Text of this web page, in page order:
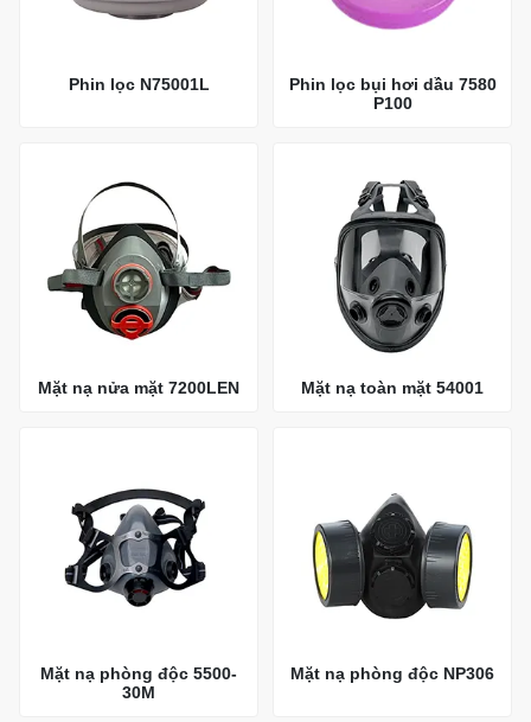
Phin lọc N75001L
Phin lọc bụi hơi dầu 7580
P100
Mặt nạ nửa mặt 7200LEN Mặt nạ toàn mặt 54001
Mặt nạ phòng độc 5500-
30M
Mặt nạ phòng độc NP306